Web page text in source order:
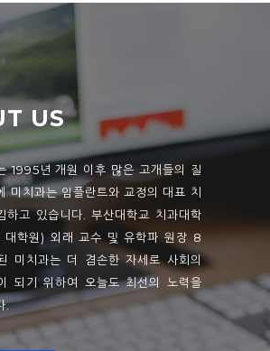
US
1995년 개원 이후 많은 고개들의 질
미치과는 임플란트와 교정의 대표 치
하고 있습니다. 부산대학교 치과대학
대학원) 외래 교수 및 유학파 원장 8
미치과는 더 겸손한 자세로 사회의
되기 위하여 오늘도 최선의 노력을
.